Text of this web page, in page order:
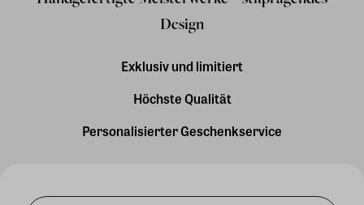
Design
Exklusiv und limitiert
Höchste Qualität
Personalisierter Geschenkservice